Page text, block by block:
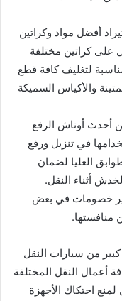
أفضل مواد وكراتين
كراتين مختلفة
لتغليف كافة قطع
والأكياس السميكة
أحدث أوناش الرفع
في تنزيل ورفع
العليا لضمان
أثناء النقل.
خصومات في بعض
منافستها.
من سيارات النقل
أعمال النقل المختلفة
احتكاك الأجهزة